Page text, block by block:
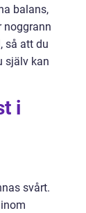
balans,
noggrann
så att du
själv kan
i
svårt.